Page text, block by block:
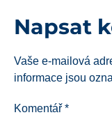
Napsat
Vaše e-mailová
informace jsou
Komentář *